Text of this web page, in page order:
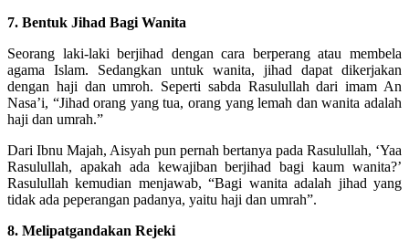
7. Bentuk Jihad Bagi Wanita
Seorang laki-laki berjihad dengan cara berperang atau membela
agama Islam. Sedangkan untuk wanita, jihad dapat dikerjakan
dengan haji dan umroh. Seperti sabda Rasulullah dari imam An
Nasa’i, “Jihad orang yang tua, orang yang lemah dan wanita adalah
haji dan umrah.”
Dari Ibnu Majah, Aisyah pun pernah bertanya pada Rasulullah, ‘Yaa
Rasulullah, apakah ada kewajiban berjihad bagi kaum wanita?’
Rasulullah kemudian menjawab, “Bagi wanita adalah jihad yang
tidak ada peperangan padanya, yaitu haji dan umrah”.
8. Melipatgandakan Rejeki